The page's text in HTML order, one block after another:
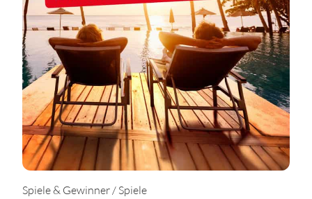
Spiele & Gewinner / Spiele